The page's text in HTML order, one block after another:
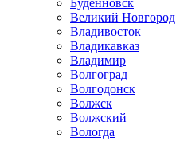
Будённовск
Великий Новгород
Владивосток
Владикавказ
Владимир
Волгоград
Волгодонск
Волжск
Волжский
Вологда